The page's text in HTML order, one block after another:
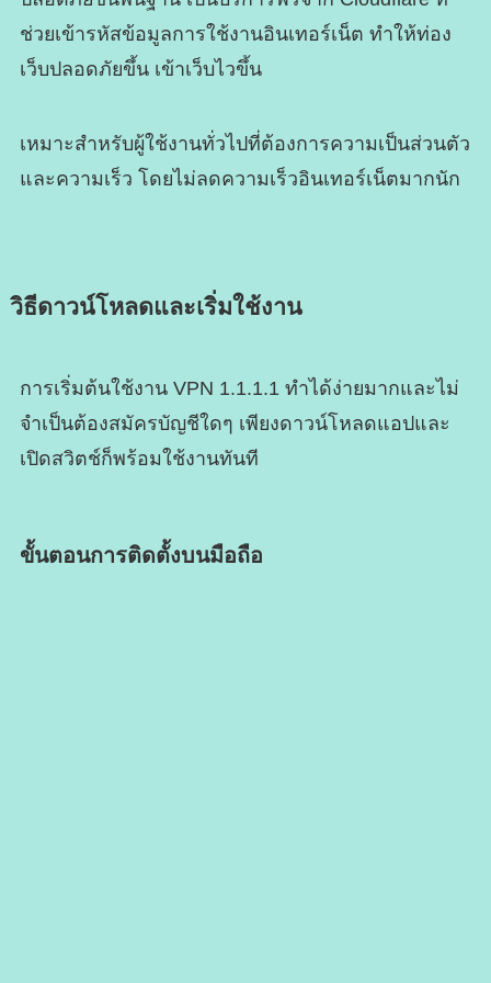
ช่วยเข้ารหัสข้อมูลการใช้งานอินเทอร์เน็ต ทำให้ท่อง
เว็บปลอดภัยขึ้น เข้าเว็บไวขึ้น
เหมาะสำหรับผู้ใช้งานทั่วไปที่ต้องการความเป็นส่วนตัว
และความเร็ว โดยไม่ลดความเร็วอินเทอร์เน็ตมากนัก
วิธีดาวน์โหลดและเริ่มใช้งาน
การเริ่มต้นใช้งาน VPN 1.1.1.1 ทำได้ง่ายมากและไม่
จำเป็นต้องสมัครบัญชีใดๆ เพียงดาวน์โหลดแอปและ
เปิดสวิตช์ก็พร้อมใช้งานทันที
ขั้นตอนการติดตั้งบนมือถือ